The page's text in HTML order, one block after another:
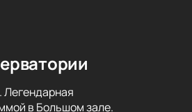
Легендарная
в Большом зале.